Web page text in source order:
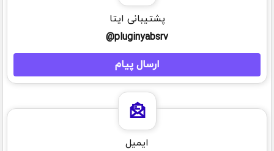
پشتیبانی ایتا
pluginyabsrv@
ارسال پیام
ایمیل